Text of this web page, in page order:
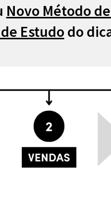
Novo Método
Estudo do